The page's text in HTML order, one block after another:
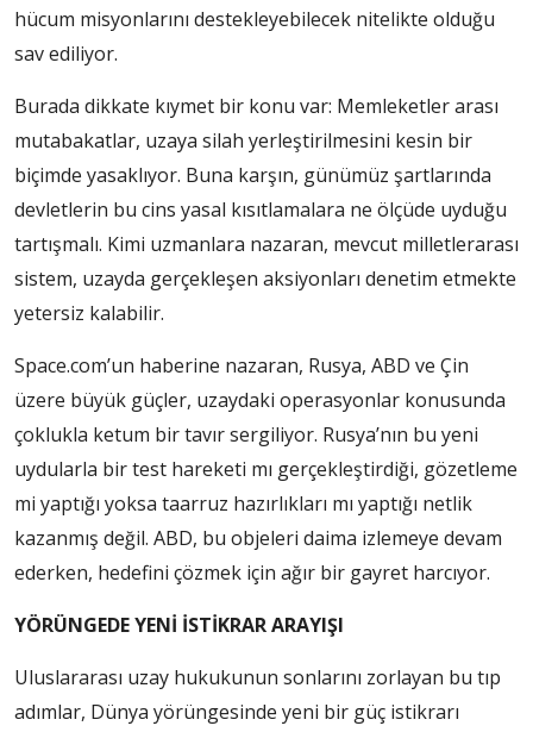
hücum misyonlarını destekleyebilecek nitelikte olduğu
sav ediliyor.
Burada dikkate kıymet bir konu var: Memleketler arası
mutabakatlar, uzaya silah yerleştirilmesini kesin bir
biçimde yasaklıyor. Buna karşın, günümüz şartlarında
devletlerin bu cins yasal kısıtlamalara ne ölçüde uyduğu
tartışmalı. Kimi uzmanlara nazaran, mevcut milletlerarası
sistem, uzayda gerçekleşen aksiyonları denetim etmekte
yetersiz kalabilir.
Space.com’un haberine nazaran, Rusya, ABD ve Çin
üzere büyük güçler, uzaydaki operasyonlar konusunda
çoklukla ketum bir tavır sergiliyor. Rusya’nın bu yeni
uydularla bir test hareketi mı gerçekleştirdiği, gözetleme
mi yaptığı yoksa taarruz hazırlıkları mı yaptığı netlik
kazanmış değil. ABD, bu objeleri daima izlemeye devam
ederken, hedefini çözmek için ağır bir gayret harcıyor.
YÖRÜNGEDE YENİ İSTİKRAR ARAYIŞI
Uluslararası uzay hukukunun sonlarını zorlayan bu tıp
adımlar, Dünya yörüngesinde yeni bir güç istikrarı